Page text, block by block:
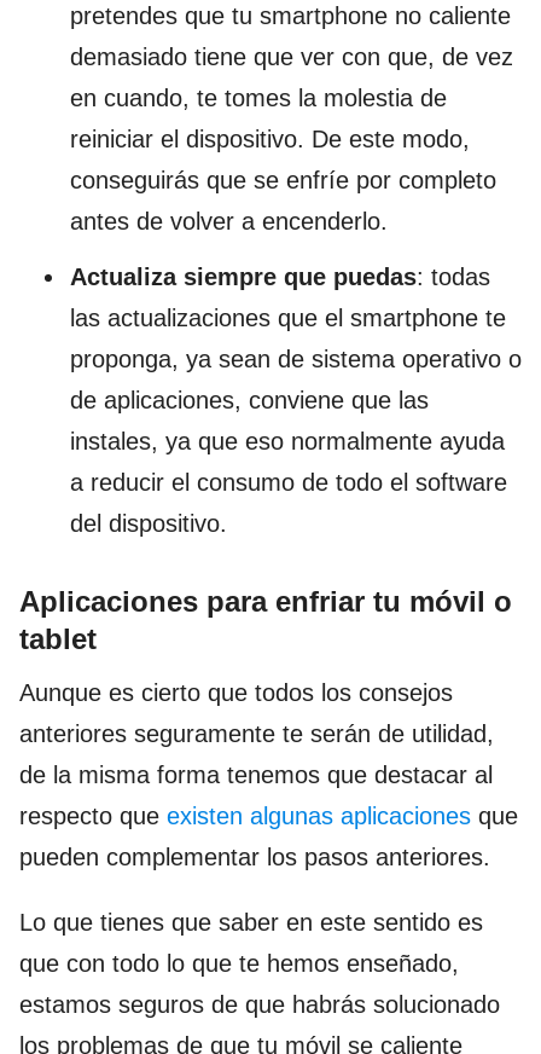
pretendes que tu smartphone no caliente
demasiado tiene que ver con que, de vez
en cuando, te tomes la molestia de
reiniciar el dispositivo. De este modo,
conseguirás que se enfríe por completo
antes de volver a encenderlo.
Actualiza siempre que puedas: todas
las actualizaciones que el smartphone te
proponga, ya sean de sistema operativo o
de aplicaciones, conviene que las
instales, ya que eso normalmente ayuda
a reducir el consumo de todo el software
del dispositivo.
Aplicaciones para enfriar tu móvil o
tablet
Aunque es cierto que todos los consejos
anteriores seguramente te serán de utilidad,
de la misma forma tenemos que destacar al
respecto que existen algunas aplicaciones que
pueden complementar los pasos anteriores.
Lo que tienes que saber en este sentido es
que con todo lo que te hemos enseñado,
estamos seguros de que habrás solucionado
los problemas de que tu móvil se caliente